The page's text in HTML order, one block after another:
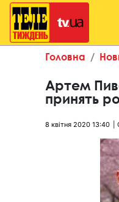
Головна
Артем
принять
8 квітня 2020 13:40